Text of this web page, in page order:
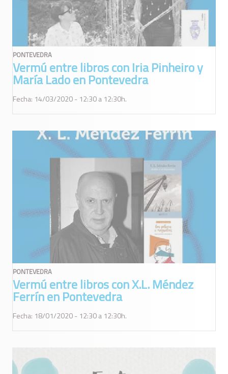
PONTEVEDRA
Vermú entre libros con Iria Pinheiro y
María Lado en Pontevedra
Fecha: 14/03/2020 - 12:30 a 12:30h.
PONTEVEDRA
Vermú entre libros con X.L. Méndez
Ferrín en Pontevedra
Fecha: 18/01/2020 - 12:30 a 12:30h.